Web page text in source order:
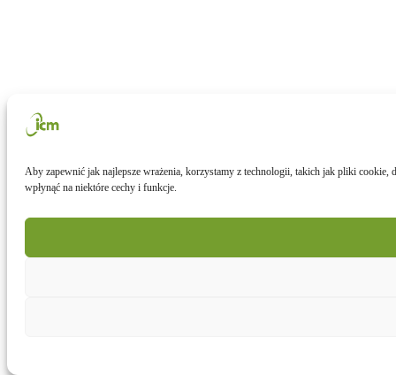
Aby zapewnić jak najlepsze wrażenia, korzystamy z technologii, takich jak pliki
wpłynąć na niektóre cechy i funkcje.